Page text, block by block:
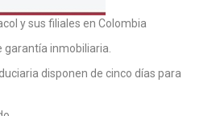
y sus filiales en Colombia
garantía inmobiliaria.
disponen de cinco días para